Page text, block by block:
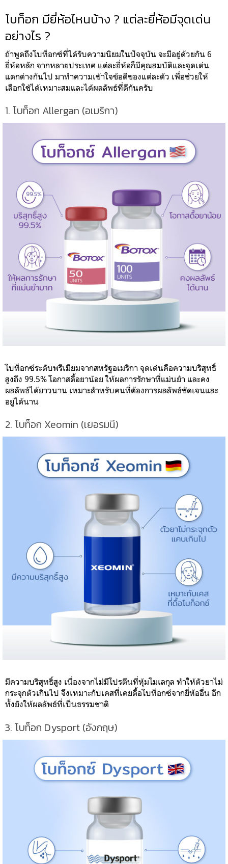
โบท็อก มียี่ห้อไหนบ้าง ? แต่ละยี่ห้อมีจุดเด่น
อย่างไร ?
ถ้าพูดถึงโบท็อกซ์ที่ได้รับความนิยมในปัจจุบัน จะมีอยู่ด้วยกัน 6
ยี่ห้อหลัก จากหลายประเทศ แต่ละยี่ห้อก็มีคุณสมบัติและจุดเด่น
แตกต่างกันไป มาทำความเข้าใจข้อดีของแต่ละตัว เพื่อช่วยให้
เลือกใช้ได้เหมาะสมและได้ผลลัพธ์ที่ดีกันครับ
1. โบท็อก Allergan (อเมริกา)
โบท็อกซ์ระดับพรีเมียมจากสหรัฐอเมริกา จุดเด่นคือความบริสุทธิ์
สูงถึง 99.5% โอกาสดื้อยาน้อย ให้ผลการรักษาที่แม่นยำ และคง
ผลลัพธ์ได้ยาวนาน เหมาะสำหรับคนที่ต้องการผลลัพธ์ชัดเจนและ
อยู่ได้นาน
2. โบท็อก Xeomin (เยอรมนี)
มีความบริสุทธิ์สูง เนื่องจากไม่มีโปรตีนที่หุ้มโมเลกุล ทำให้ตัวยาไม่
กระจุกตัวเกินไป จึงเหมาะกับเคสที่เคยดื้อโบท็อกซ์จากยี่ห้ออื่น อีก
ทั้งยังให้ผลลัพธ์ที่เป็นธรรมชาติ
3. โบท็อก Dysport (อังกฤษ)